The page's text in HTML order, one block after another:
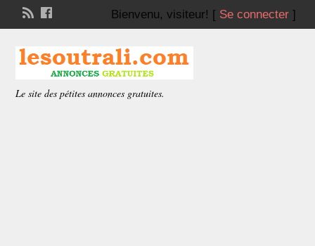
Bienvenu, visiteur! [ Se connecter]
Le site des pétites annonces gratuites.